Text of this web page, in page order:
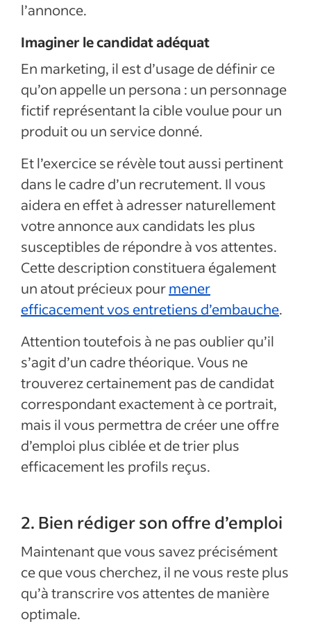
l’annonce.
Imaginer le candidat adéquat
En marketing, il est d’usage de définir ce
qu’on appelle un persona : un personnage
fictif représentant la cible voulue pour un
produit ou un service donné.
Et l’exercice se révèle tout aussi pertinent
dans le cadre d’un recrutement. Il vous
aidera en effet à adresser naturellement
votre annonce aux candidats les plus
susceptibles de répondre à vos attentes.
Cette description constituera également
un atout précieux pourmener
efficacement vos entretiens d’embauche.
Attention toutefois à ne pas oublier qu’il
s’agit d’un cadre théorique. Vous ne
trouverez certainement pas de candidat
correspondant exactement à ce portrait,
mais il vous permettra de créer une offre
d’emploi plus ciblée et de trier plus
efficacement les profils reçus.
2. Bien rédiger son offre d’emploi
Maintenant que vous savez précisément
ce que vous cherchez, il ne vous reste plus
qu’à transcrire vos attentes de manière
optimale.